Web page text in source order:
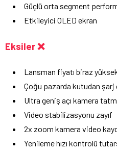
Güçlü orta segment
Etkileyici OLED ekran
Eksiler ❌
Lansman fiyatı biraz
Çoğu pazarda kutudan şarj
Ultra geniş açı kamera
Video stabilizasyonu zayıf
2x zoom kamera video
Yenileme hızı kontrolü